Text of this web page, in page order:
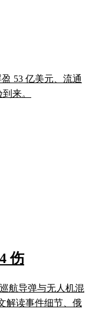
53 亿美元、流通
来。
伤
航导弹与无人机混
解读事件细节、俄